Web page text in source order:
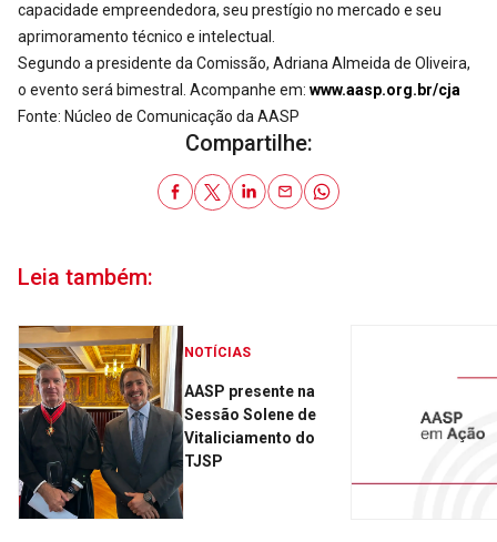
capacidade empreendedora, seu prestígio no mercado e seu
aprimoramento técnico e intelectual.
Segundo a presidente da Comissão, Adriana Almeida de Oliveira,
o evento será bimestral. Acompanhe em: www.aasp.org.br/cja
Fonte: Núcleo de Comunicação da AASP
Compartilhe:
Leia também:
NOTÍCIAS
AASP presente na
Sessão Solene de
Vitaliciamento do
TJSP